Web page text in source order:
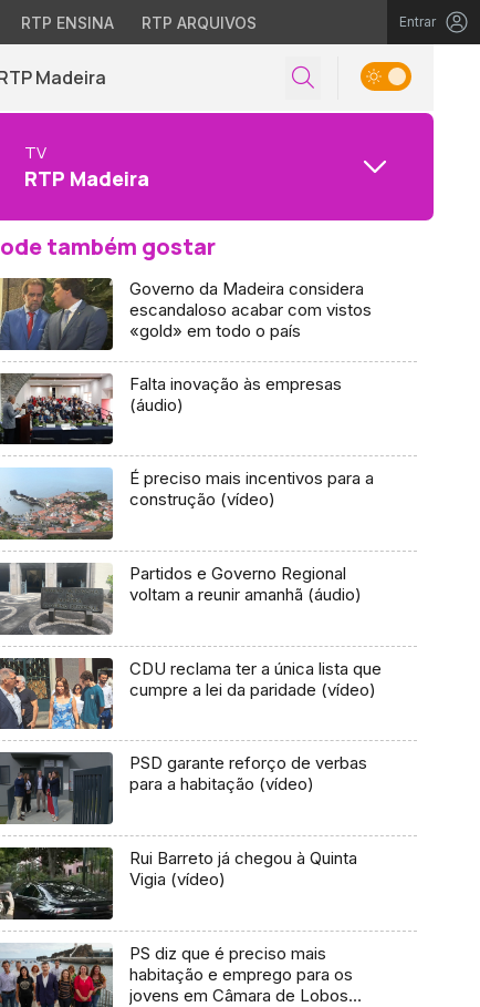
RTP ENSINA RTP ARQUIVOS Entrar
Madeira
TV
RTP Madeira
também gostar
Governo da Madeira considera
escandaloso acabar com vistos
«gold» em todo o país
Falta inovação às empresas
(áudio)
É preciso mais incentivos para a
construção (vídeo)
Partidos e Governo Regional
voltam a reunir amanhã (áudio)
CDU reclama ter a única lista que
cumpre a lei da paridade (vídeo)
PSD garante reforço de verbas
para a habitação (vídeo)
Rui Barreto já chegou à Quinta
Vigia (vídeo)
PS diz que é preciso mais
habitação e emprego para os
jovens em Câmara de Lobos